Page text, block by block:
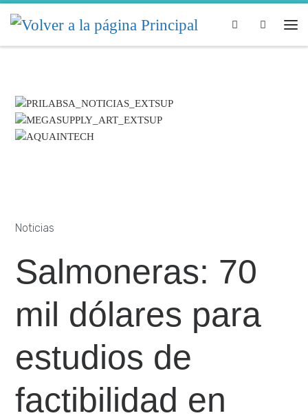
Skip to content Search
Noticias
Salmoneras: 70
mil dólares para
estudios de
factibilidad en